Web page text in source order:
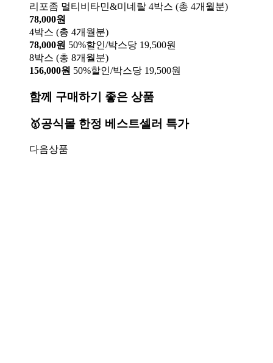
리포좀 멀티비타민&미네랄 4박스 (총 4개월분)
78,000원
4박스 (총 4개월분)
78,000원 50%할인/박스당 19,500원
8박스 (총 8개월분)
156,000원 50%할인/박스당 19,500원
함께 구매하기 좋은 상품
🥇공식몰 한정 베스트셀러 특가
다음상품